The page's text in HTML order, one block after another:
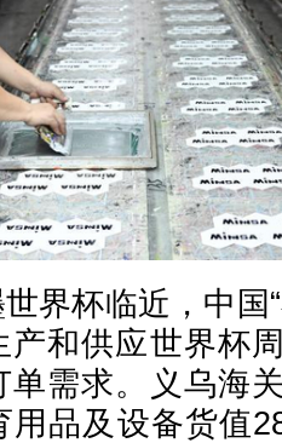
界杯临近，中国
产和供应世界杯
单需求。义乌海
用品及设备货值